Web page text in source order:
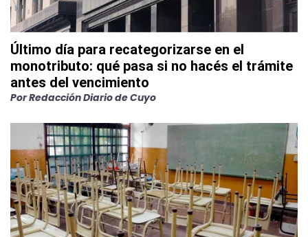
Último día para recategorizarse en el
monotributo: qué pasa si no hacés el trámite
antes del vencimiento
PorRedacción Diario de Cuyo